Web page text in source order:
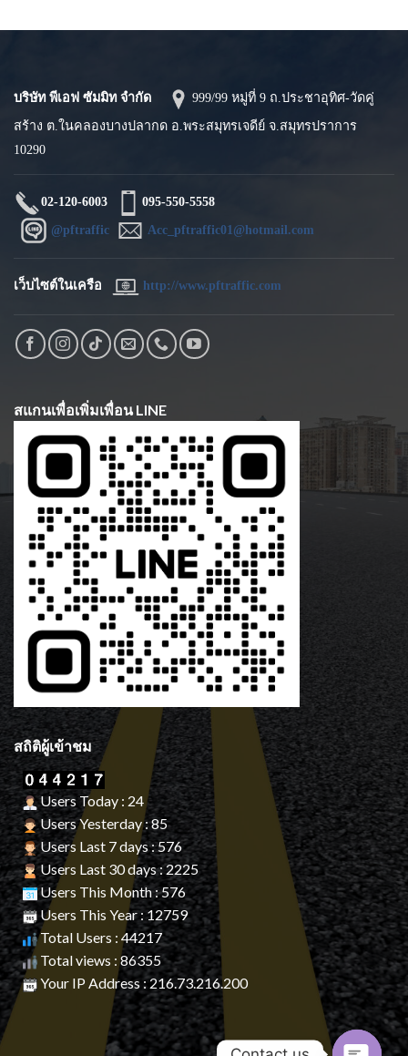
บริษัท พีเอฟ ซัมมิท จำกัด
999/99 หมู่ที่ 9 ถ.ประชาอุทิศ-วัดคู่
สร้าง ต.ในคลองบางปลากด อ.พระสมุทรเจดีย์ จ.สมุทรปราการ
10290
02-120-6003
095-550-5558
@pftraffic
Acc_pftraffic01@hotmail.com
เว็บไซต์ในเครือ http://www.pftraffic.com
สแกนเพื่อเพิ่มเพื่อน LINE
สถิติผู้เข้าชม
Users Today : 24
Users Yesterday : 85
Users Last 7 days : 576
Users Last 30 days : 2225
Users This Month : 576
Users This Year : 12759
Total Users : 44217
Total views : 86355
Your IP Address : 216.73.216.200